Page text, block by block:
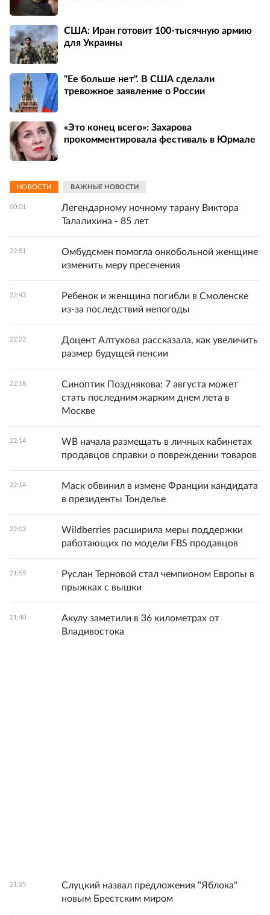
США: Иран готовит 100-тысячную армию
для Украины
"Ее больше нет". В США сделали
тревожное заявление о России
«Это конец всего»: Захарова
прокомментировала фестиваль в Юрмале
НОВОСТИ ВАЖНЫЕ НОВОСТИ
00:01
Легендарному ночному тарану Виктора
Талалихина - 85 лет
22:51
Омбудсмен помогла онкобольной женщине
изменить меру пресечения
22:43
Ребенок и женщина погибли в Смоленске
из-за последствий непогоды
22:22
Доцент Алтухова рассказала, как увеличить
размер будущей пенсии
22:18
Синоптик Позднякова: 7 августа может
стать последним жарким днем лета в
Москве
22:14
WB начала размещать в личных кабинетах
продавцов справки о повреждении товаров
22:14
Маск обвинил в измене Франции кандидата
в президенты Тонделье
22:03
Wildberries расширила меры поддержки
работающих по модели FBS продавцов
21:55
Руслан Терновой стал чемпионом Европы в
прыжках с вышки
21:40
Акулу заметили в 36 километрах от
Владивостока
21:25
Слуцкий назвал предложения "Яблока"
новым Брестским миром